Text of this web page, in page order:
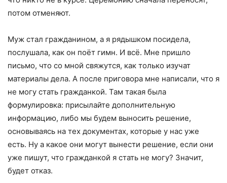
потом отменяют.
Муж стал гражданином, а я рядышком посидела,
послушала, как он поёт гимн. И всё. Мне пришло
письмо, что со мной свяжутся, как только изучат
материалы дела. А после приговора мне написали, что я
не могу стать гражданкой. Там такая была
формулировка: присылайте дополнительную
информацию, либо мы будем выносить решение,
основываясь на тех документах, которые у нас уже
есть. Ну а какое они могут вынести решение, если они
уже пишут, что гражданкой я стать не могу? Значит,
будет отказ.